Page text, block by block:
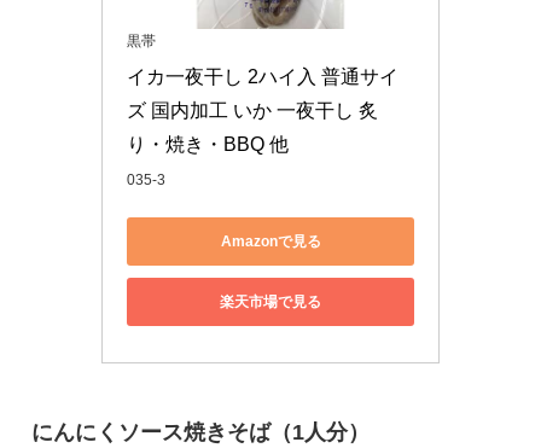
黒帯
イカ一夜干し 2ハイ入 普通サイ
ズ 国内加工 いか 一夜干し 炙
り・焼き・BBQ 他
035-3
Amazonで見る
楽天市場で見る
にんにくソース焼きそば（1人分）